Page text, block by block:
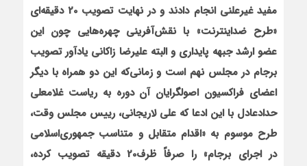
مفيد غيرعلني انجام دادند و در نهايت تصويب 20 دقيقه‌اي
«طرح ضداينترنت» با نقش‌آفريني چهره‌هايي چون اين
عضو ارشد جبهه پايداري و البته عليرضا زاكاني يادآور تصويب
برجام در مجلس نهم است و زماني‌كه اين دو همراه با ديگر
اعضاي فراكسيون اصولگرايان آن دوره به رياست غلامعلي
حدادعادل با اين ادعا كه علي لاريجاني، رييس مجلس وقت،
طرح موسوم به «اقدام متقابل و متناسب جمهوري‌اسلامي
در اجراي برجام» را صرفاً ظرف20 دقيقه تصويب كرده،